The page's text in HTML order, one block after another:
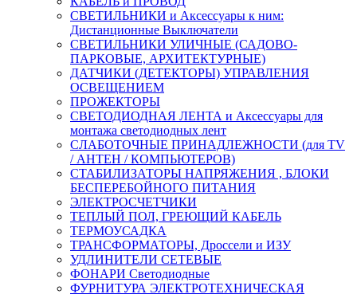
СВЕТИЛЬНИКИ и Аксессуары к ним:
Дистанционные Выключатели
СВЕТИЛЬНИКИ УЛИЧНЫЕ (САДОВО-
ПАРКОВЫЕ, АРХИТЕКТУРНЫЕ)
ДАТЧИКИ (ДЕТЕКТОРЫ) УПРАВЛЕНИЯ
ОСВЕЩЕНИЕМ
ПРОЖЕКТОРЫ
СВЕТОДИОДНАЯ ЛЕНТА и Аксессуары для
монтажа светодиодных лент
СЛАБОТОЧНЫЕ ПРИНАДЛЕЖНОСТИ (для TV
/ АНТЕН / КОМПЬЮТЕРОВ)
СТАБИЛИЗАТОРЫ НАПРЯЖЕНИЯ , БЛОКИ
БЕСПЕРЕБОЙНОГО ПИТАНИЯ
ЭЛЕКТРОСЧЕТЧИКИ
ТЕПЛЫЙ ПОЛ, ГРЕЮЩИЙ КАБЕЛЬ
ТЕРМОУСАДКА
ТРАНСФОРМАТОРЫ, Дроссели и ИЗУ
УДЛИНИТЕЛИ СЕТЕВЫЕ
ФОНАРИ Светодиодные
ФУРНИТУРА ЭЛЕКТРОТЕХНИЧЕСКАЯ